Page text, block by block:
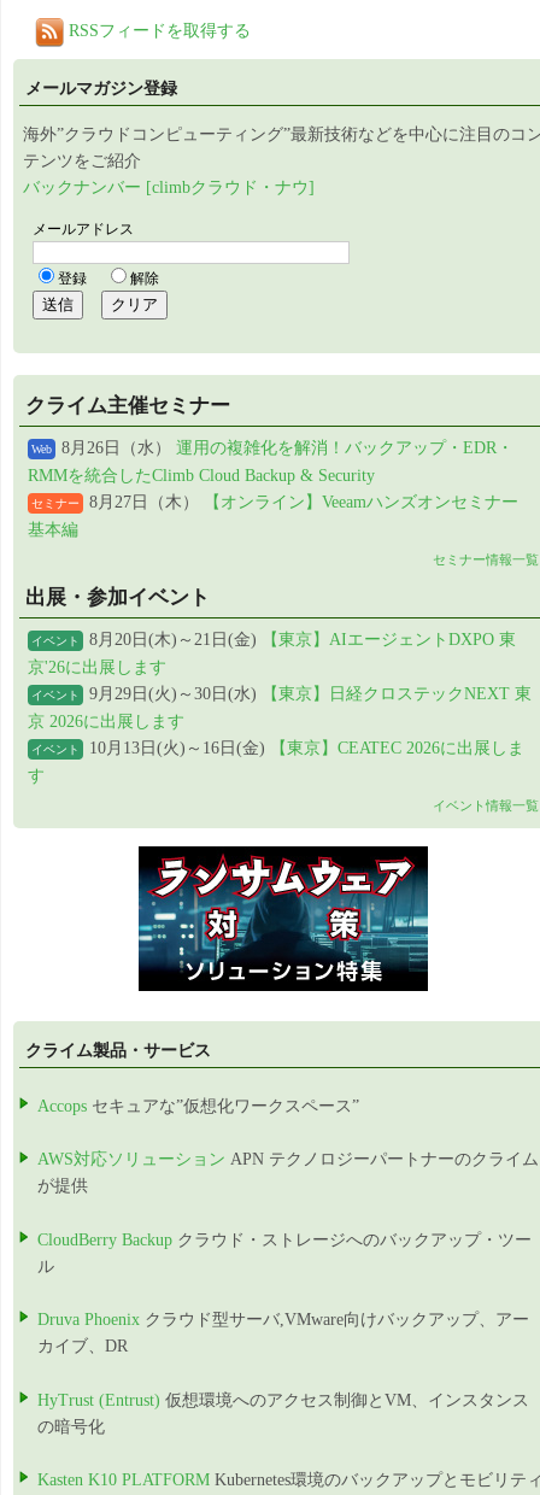
RSSフィードを取得する
メールマガジン登録
海外”クラウドコンピューティング”最新技術などを中心に注目のコ
テンツをご紹介
バックナンバー [climbクラウド・ナウ]
クライム主催セミナー
Web 8月26日（水） 運用の複雑化を解消！バックアップ・EDR・
RMMを統合したClimb Cloud Backup & Security
セミナー 8月27日（木）
【オンライン】Veeamハンズオンセミナー
基本編
セミナー情報一覧
出展・参加イベント
イベント 8月20日(木)～21日(金)
【東京】AIエージェントDXPO 東
京'26に出展します
イベント 9月29日(火)～30日(水)
【東京】日経クロステックNEXT 東
京 2026に出展します
イベント 10月13日(火)～16日(金)
【東京】CEATEC 2026に出展しま
す
イベント情報一覧
クライム製品・サービス
Accops セキュアな”仮想化ワークスペース”
AWS対応ソリューション APN テクノロジーパートナーのクライム
が提供
CloudBerry Backup クラウド・ストレージへのバックアップ・ツー
ル
Druva Phoenix クラウド型サーバ,VMware向けバックアップ、アー
カイブ、DR
HyTrust (Entrust) 仮想環境へのアクセス制御とVM、インスタンス
の暗号化
Kasten K10 PLATFORM Kubernetes環境のバックアップとモビリテ